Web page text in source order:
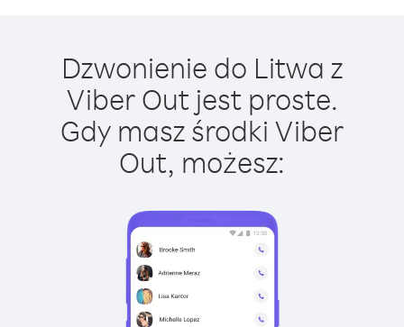
Dzwonienie do Litwa z
Viber Out jest proste.
Gdy masz środki Viber
Out, możesz: